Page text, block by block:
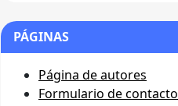
PÁGINAS
Página de autores
Formulario de contacto